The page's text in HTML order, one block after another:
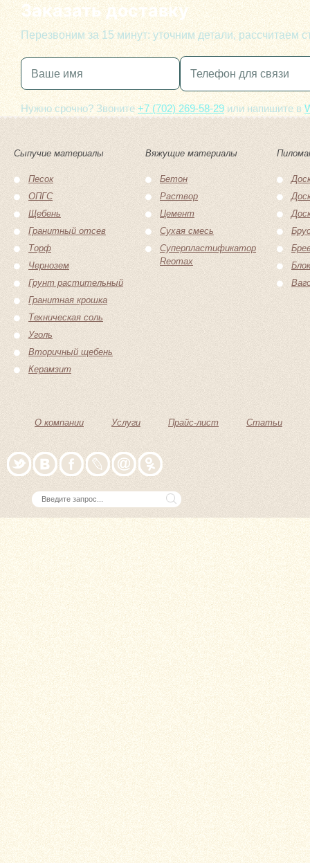
Заказать доставку
Перезвоним за 15 минут: уточним детали, рассчитаем
Нужно срочно? Звоните+7 (702) 269-58-29или напишите в
Сыпучие материалы
Песок
ОПГС
Щебень
Гранитный отсев
Торф
Чернозем
Грунт растительный
Гранитная крошка
Техническая соль
Уголь
Вторичный щебень
Керамзит
Вяжущие материалы
Бетон
Раствор
Цемент
Сухая смесь
Суперпластификатор
Reomax
О компании Услуги Прайс-лист Статьи